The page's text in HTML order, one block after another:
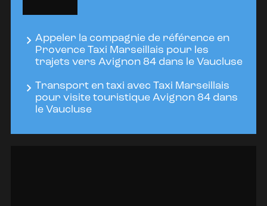
Appeler la compagnie de référence en
Provence Taxi Marseillais pour les
trajets vers Avignon 84 dans le Vaucluse
Transport en taxi avec Taxi Marseillais
pour visite touristique Avignon 84 dans
le Vaucluse